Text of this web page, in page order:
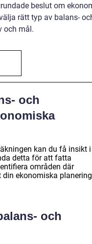
beslut om
rätt typ av balans-
och mål.
och
kan du få insikt
detta för att fatta
områden där
ekonomiska
och